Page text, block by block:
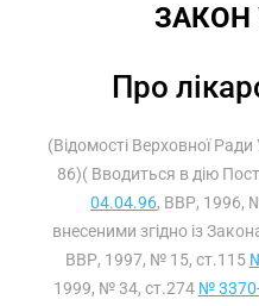
ЗАКОН
Про
(Відомості Верховної
86)( Вводиться в дію
04.04.96, ВВР, 1996,
внесеними згідно із
ВВР, 1997, № 15, ст.115
1999, № 34, ст.274 №